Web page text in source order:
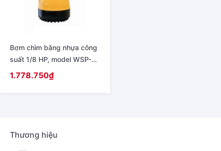
Bơm chìm bằng nhựa công
suất 1/8 HP, model WSP-
105S
1.778.750₫
Thương hiệu